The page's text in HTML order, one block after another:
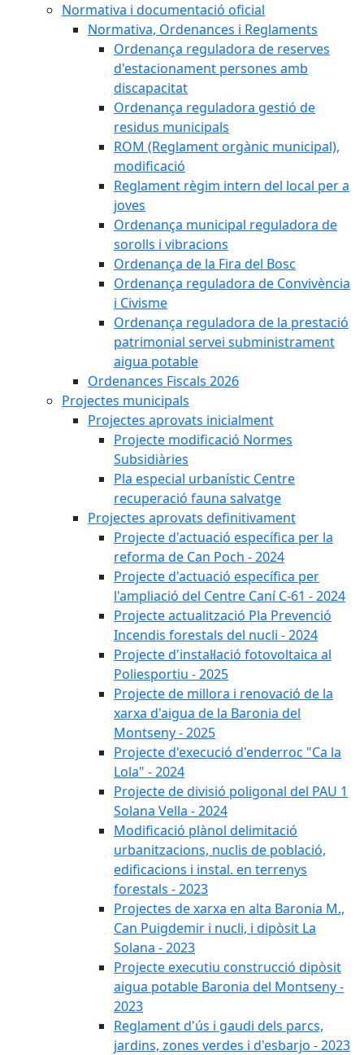
Normativa i documentació oficial
Normativa, Ordenances i Reglaments
Ordenança reguladora de reserves
d'estacionament persones amb
discapacitat
Ordenança reguladora gestió de
residus municipals
ROM (Reglament orgànic municipal),
modificació
Reglament règim intern del local per a
joves
Ordenança municipal reguladora de
sorolls i vibracions
Ordenança de la Fira del Bosc
Ordenança reguladora de Convivència
i Civisme
Ordenança reguladora de la prestació
patrimonial servei subministrament
aigua potable
Ordenances Fiscals 2026
Projectes municipals
Projectes aprovats inicialment
Projecte modificació Normes
Subsidiàries
Pla especial urbanístic Centre
recuperació fauna salvatge
Projectes aprovats definitivament
Projecte d'actuació específica per la
reforma de Can Poch - 2024
Projecte d'actuació específica per
l'ampliació del Centre Caní C-61 - 2024
Projecte actualització Pla Prevenció
Incendis forestals del nucli - 2024
Projecte d'instal·lació fotovoltaica al
Poliesportiu - 2025
Projecte de millora i renovació de la
xarxa d'aigua de la Baronia del
Montseny - 2025
Projecte d'execució d'enderroc "Ca la
Lola" - 2024
Projecte de divisió poligonal del PAU 1
Solana Vella - 2024
Modificació plànol delimitació
urbanitzacions, nuclis de població,
edificacions i instal. en terrenys
forestals - 2023
Projectes de xarxa en alta Baronia M.,
Can Puigdemir i nucli, i dipòsit La
Solana - 2023
Projecte executiu construcció dipòsit
aigua potable Baronia del Montseny -
2023
Reglament d'ús i gaudi dels parcs,
jardins, zones verdes i d'esbarjo - 2023